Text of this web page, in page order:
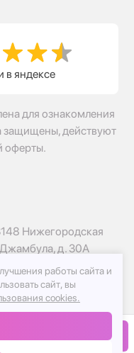
в яндексе
для ознакомления
защищены, действуют
оферты.
Нижегородская
Джамбула, д. 30А
работы сайта и
сайт, вы
cookies.